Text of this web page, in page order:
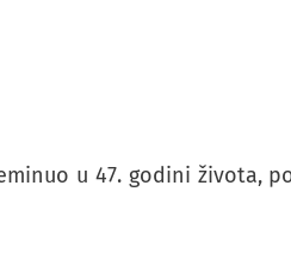
u 47. godini života,